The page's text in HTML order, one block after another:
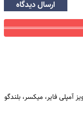
ارسال دیدگاه
فایر، میکسر، بلندگو